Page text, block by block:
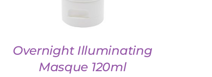
Overnight Illuminating
Masque 120ml